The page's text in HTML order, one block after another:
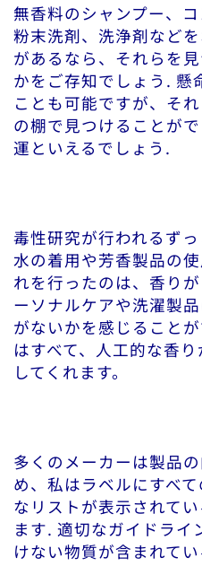
無香料のシャンプー、
粉末洗剤、洗浄剤など
があるなら、それらを
かをご存知でしょう. 懸
ことも可能ですが、そ
の棚で見つけることが
運といえるでしょう.
毒性研究が行われるず
水の着用や芳香製品の
れを行ったのは、香り
ーソナルケアや洗濯製
がないかを感じること
はすべて、人工的な香
してくれます。
多くのメーカーは製品
め、私はラベルにすべ
なリストが表示されて
ます. 適切なガイドライ
けない物質が含まれて